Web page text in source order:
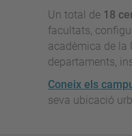
Un total de 18
facultats,
acadèmica de la
departaments,
Coneix els
seva ubicació